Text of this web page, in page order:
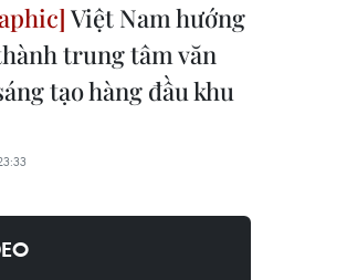
Việt Nam hướng
trung tâm văn
tạo hàng đầu khu